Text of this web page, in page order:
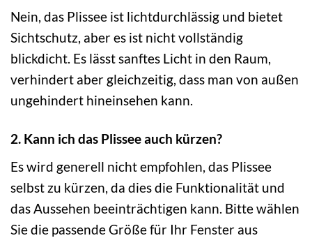
Nein, das Plissee ist lichtdurchlässig und bietet
Sichtschutz, aber es ist nicht vollständig
blickdicht. Es lässt sanftes Licht in den Raum,
verhindert aber gleichzeitig, dass man von außen
ungehindert hineinsehen kann.
2. Kann ich das Plissee auch kürzen?
Es wird generell nicht empfohlen, das Plissee
selbst zu kürzen, da dies die Funktionalität und
das Aussehen beeinträchtigen kann. Bitte wählen
Sie die passende Größe für Ihr Fenster aus